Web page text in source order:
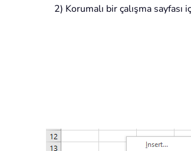
2) Korumalı bir çalışma sayfası